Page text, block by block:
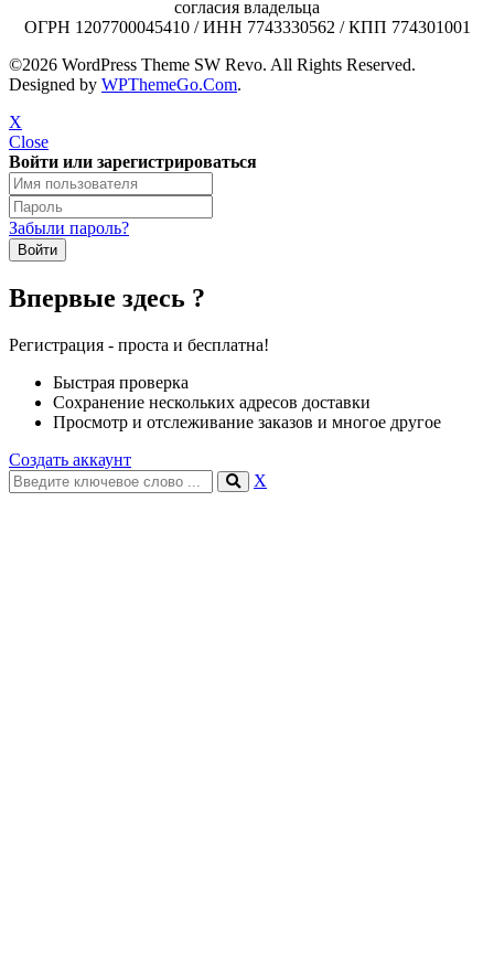
согласия владельца
ОГРН 1207700045410 / ИНН 7743330562 / КПП 774301001
©2026 WordPress Theme SW Revo. All Rights Reserved.
Designed by WPThemeGo.Com.
X
Close
Войти или зарегистрироваться
Забыли пароль?
Впервые здесь ?
Регистрация - проста и бесплатна!
Быстрая проверка
Сохранение нескольких адресов доставки
Просмотр и отслеживание заказов и многое другое
Создать аккаунт
X